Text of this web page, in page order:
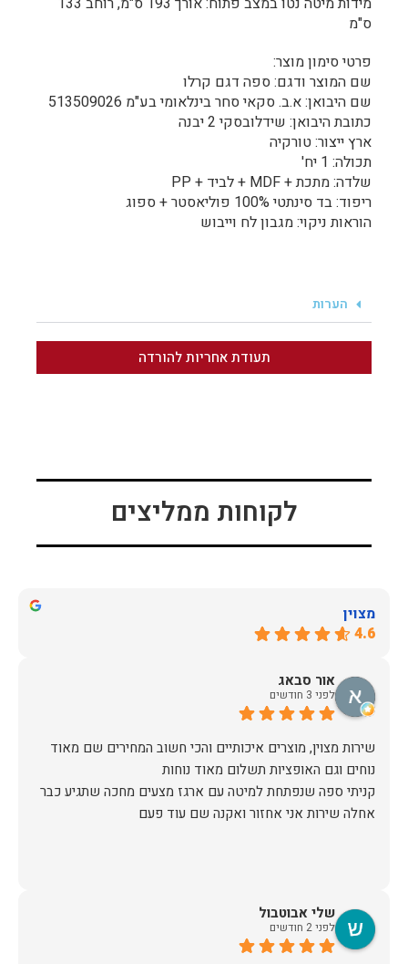
ס"מ
פרטי סימון מוצר:
שם המוצר ודגם: ספה דגם קרלו
שם היבואן: א.ב. סקאי סחר בינלאומי בע"מ 513509026
כתובת היבואן: שידלובסקי 2 יבנה
ארץ ייצור: טורקיה
תכולה: 1 יח'
שלדה: מתכת + MDF + לביד + PP
ריפוד: בד סינתטי 100% פוליאסטר + ספוג
הוראות ניקוי: מגבון לח וייבוש
הערות
תעודת אחריות להורדה
לקוחות ממליצים
מצוין
4.6
אור סבאג
לפני 3 חודשים
שירות מצוין, מוצרים איכותיים והכי חשוב המחירים שם מאוד
קניתי ספה שנפתחת למיטה עם ארגז מצעים מחכה שתגיע כבר
אחלה שירות אני אחזור ואקנה שם עוד פעם
שלי אבוטבול
לפני 2 חודשים